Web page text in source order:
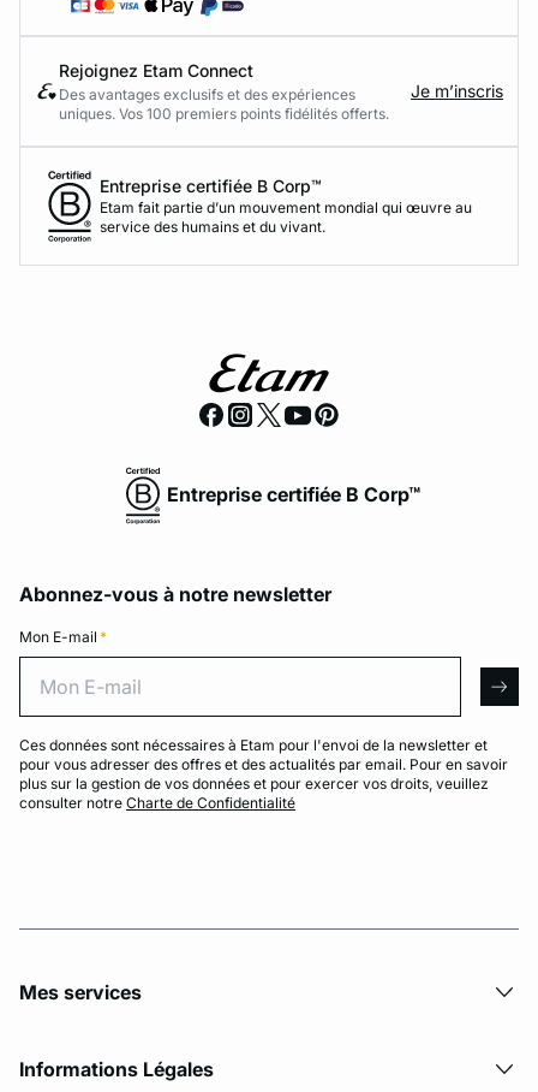
Rejoignez Etam Connect
Des avantages exclusifs et des expériences
uniques. Vos 100 premiers points fidélités offerts.
Je m’inscris
Entreprise certifiée B Corp™
Etam fait partie d’un mouvement mondial qui œuvre au
service des humains et du vivant.
Entreprise certifiée B Corp™
Abonnez-vous à notre newsletter
Mon E-mail *
Ces données sont nécessaires à Etam pour l'envoi de la newsletter et
pour vous adresser des offres et des actualités par email. Pour en savoir
plus sur la gestion de vos données et pour exercer vos droits, veuillez
consulter notre Charte de Confidentialité
Mes services
Informations Légales